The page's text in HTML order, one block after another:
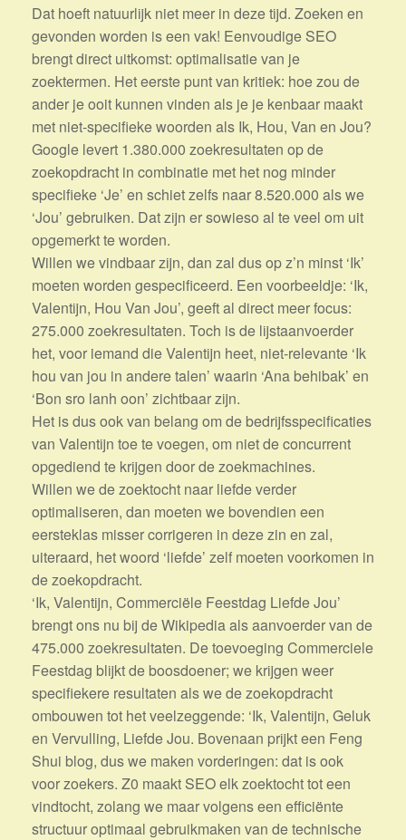
Dat hoeft natuurlijk niet meer in deze tijd. Zoeken en
gevonden worden is een vak! Eenvoudige SEO
brengt direct uitkomst: optimalisatie van je
zoektermen. Het eerste punt van kritiek: hoe zou de
ander je ooit kunnen vinden als je je kenbaar maakt
met niet-specifieke woorden als Ik, Hou, Van en Jou?
Google levert 1.380.000 zoekresultaten op de
zoekopdracht in combinatie met het nog minder
specifieke ‘Je’ en schiet zelfs naar 8.520.000 als we
‘Jou’ gebruiken. Dat zijn er sowieso al te veel om uit
opgemerkt te worden.
Willen we vindbaar zijn, dan zal dus op z’n minst ‘Ik’
moeten worden gespecificeerd. Een voorbeeldje: ‘Ik,
Valentijn, Hou Van Jou’, geeft al direct meer focus:
275.000 zoekresultaten. Toch is de lijstaanvoerder
het, voor iemand die Valentijn heet, niet-relevante ‘Ik
hou van jou in andere talen’ waarin ‘Ana behibak’ en
‘Bon sro lanh oon’ zichtbaar zijn.
Het is dus ook van belang om de bedrijfsspecificaties
van Valentijn toe te voegen, om niet de concurrent
opgediend te krijgen door de zoekmachines.
Willen we de zoektocht naar liefde verder
optimaliseren, dan moeten we bovendien een
eersteklas misser corrigeren in deze zin en zal,
uiteraard, het woord ‘liefde’ zelf moeten voorkomen in
de zoekopdracht.
‘Ik, Valentijn, Commerciële Feestdag Liefde Jou’
brengt ons nu bij de Wikipedia als aanvoerder van de
475.000 zoekresultaten. De toevoeging Commerciele
Feestdag blijkt de boosdoener; we krijgen weer
specifiekere resultaten als we de zoekopdracht
ombouwen tot het veelzeggende: ‘Ik, Valentijn, Geluk
en Vervulling, Liefde Jou. Bovenaan prijkt een Feng
Shui blog, dus we maken vorderingen: dat is ook
voor zoekers. Z0 maakt SEO elk zoektocht tot een
vindtocht, zolang we maar volgens een efficiënte
structuur optimaal gebruikmaken van de technische